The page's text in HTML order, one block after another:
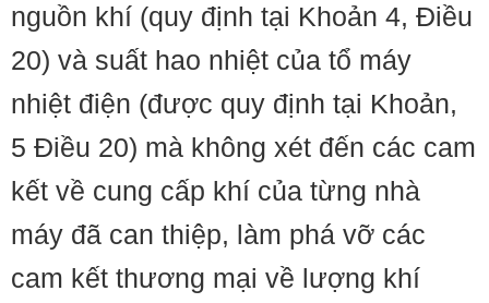
nguồn khí (quy định tại Khoản 4, Điều
20) và suất hao nhiệt của tổ máy
nhiệt điện (được quy định tại Khoản,
5 Điều 20) mà không xét đến các cam
kết về cung cấp khí của từng nhà
máy đã can thiệp, làm phá vỡ các
cam kết thương mại về lượng khí